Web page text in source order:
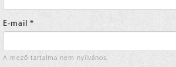
E-mail *
A mező tartalma nem nyilvános.